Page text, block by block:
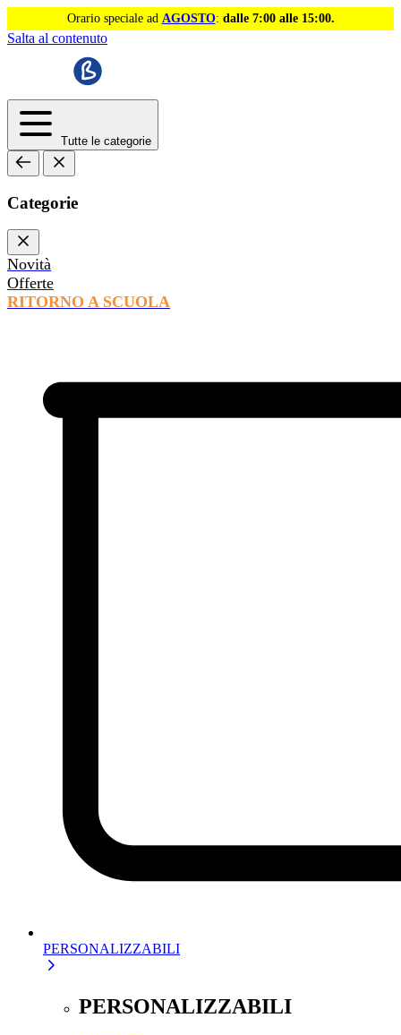
Orario speciale ad AGOSTO: dalle 7:00 alle 15:00.
Salta al contenuto
Tutte le categorie
Categorie
Novità
Offerte
RITORNO A SCUOLA
PERSONALIZZABILI
PERSONALIZZABILI